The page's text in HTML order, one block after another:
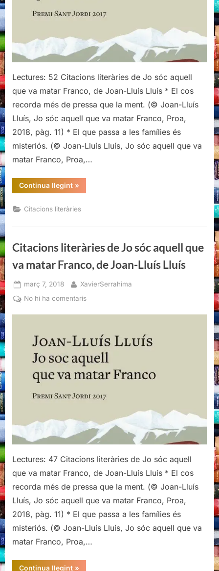
matar
de
Joan-
Lluís
Lluís
Lectures: 52 Citacions literàries de Jo sóc aquell
que va matar Franco, de Joan-Lluís Lluís * El cos
recorda més de pressa que la ment. (© Joan-Lluís
Lluís, Jo sóc aquell que va matar Franco, Proa,
2018, pàg. 11) * El que passa a les famílies és
misteriós. (© Joan-Lluís Lluís, Jo sóc aquell que va
matar Franco, Proa,…
Continua llegint“Citacions
literàries
Jo
sóc
que
Franco,
de
Lluís
»
Citacions literàries
Citacions literàries de Jo sóc aquell que
va matar Franco, de Joan-Lluís Lluís
Posted
on
març 7, 2018 By
XavierSerrahima
No hi ha comentarisa
Jo
sóc
aquell
que
matar
de
Joan-
Lluís
Lluís
Lectures: 47 Citacions literàries de Jo sóc aquell
que va matar Franco, de Joan-Lluís Lluís * El cos
recorda més de pressa que la ment. (© Joan-Lluís
Lluís, Jo sóc aquell que va matar Franco, Proa,
2018, pàg. 11) * El que passa a les famílies és
misteriós. (© Joan-Lluís Lluís, Jo sóc aquell que va
matar Franco, Proa,…
Continua llegint“Citacions
»